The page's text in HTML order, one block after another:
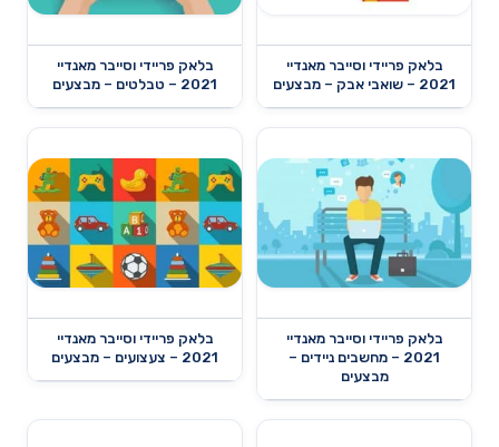
בלאק פריידי וסייבר מאנדיי
2021 – שואבי אבק – מבצעים
בלאק פריידי וסייבר מאנדיי
2021 – טבלטים – מבצעים
בלאק פריידי וסייבר מאנדיי
2021 – מחשבים ניידים –
מבצעים
בלאק פריידי וסייבר מאנדיי
2021 – צעצועים – מבצעים